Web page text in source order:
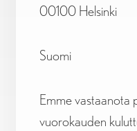
00100 Helsinki
Suomi
Emme vastaanota
vuorokauden